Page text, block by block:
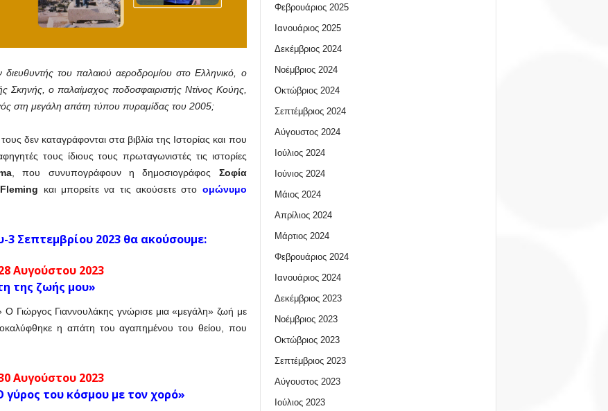
του παλαιού αεροδρομίου στο Ελληνικό, ο
Σκηνής, ο παλαίμαχος ποδοσφαιριστής Ντίνος Κούης,
στη μεγάλη απάτη τύπου πυραμίδας του 2005;
δεν καταγράφονται στα βιβλία της Ιστορίας και που
τους ίδιους τους πρωταγωνιστές τις ιστορίες
, που συνυπογράφουν η δημοσιογράφος Σοφία
και μπορείτε να τις ακούσετε στο ομώνυμο
3 Σεπτεμβρίου 2023 θα ακούσουμε:
Αυγούστου 2023
της ζωής μου»
Ο Γιώργος Γιαννουλάκης γνώρισε μια «μεγάλη» ζωή με
η απάτη του αγαπημένου του θείου, που
Αυγούστου 2023
γύρος του κόσμου με τον χορό»
Φεβρουάριος 2025
Ιανουάριος 2025
Δεκέμβριος 2024
Νοέμβριος 2024
Οκτώβριος 2024
Σεπτέμβριος 2024
Αύγουστος 2024
Ιούλιος 2024
Ιούνιος 2024
Μάιος 2024
Απρίλιος 2024
Μάρτιος 2024
Φεβρουάριος 2024
Ιανουάριος 2024
Δεκέμβριος 2023
Νοέμβριος 2023
Οκτώβριος 2023
Σεπτέμβριος 2023
Αύγουστος 2023
Ιούλιος 2023